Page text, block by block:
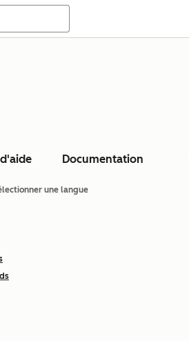
Documentation
une langue